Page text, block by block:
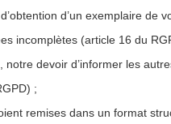
d’un exemplaire de
incomplètes (article 16 du
devoir d’informer les
;
remises dans un format